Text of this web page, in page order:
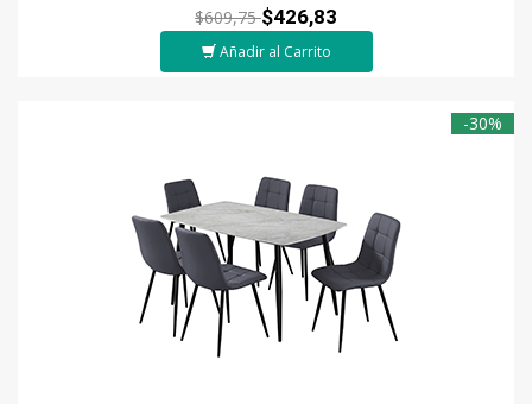
$609,75$426,83
Añadir al Carrito
-30%